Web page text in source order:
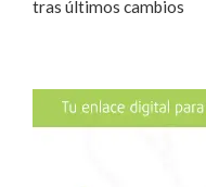
tras últimos cambios